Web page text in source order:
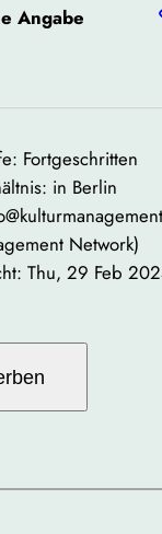
Angabe
Fortgeschritten
in Berlin
Network)
Thu, 29 Feb